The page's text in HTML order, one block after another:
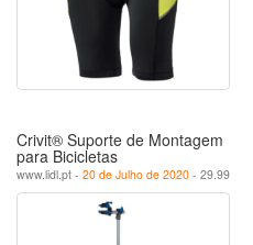
Crivit® Suporte de Montagem
para Bicicletas
www.lidl.pt - 20 de Julho de 2020 - 29.99